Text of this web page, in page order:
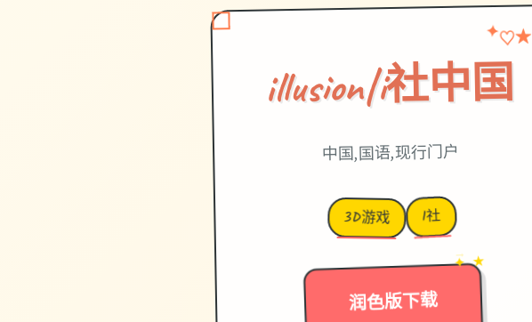
illusion|i社中国
✦♡
★
中国,国语,现行门户
3D游戏 I社
润色版下载
→
✦ ★